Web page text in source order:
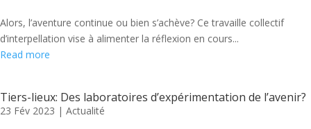
Alors, l’aventure continue ou bien s’achève? Ce travaille collectif
d’interpellation vise à alimenter la réflexion en cours...
Read more
Tiers-lieux: Des laboratoires d’expérimentation de l’avenir?
23 Fév 2023 | Actualité